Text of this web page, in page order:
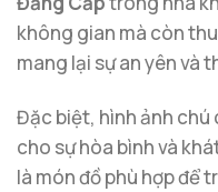
không gian mà còn
mang lại sự an yên và
Đặc biệt, hình ảnh
cho sự hòa bình và
là món đồ phù hợp để